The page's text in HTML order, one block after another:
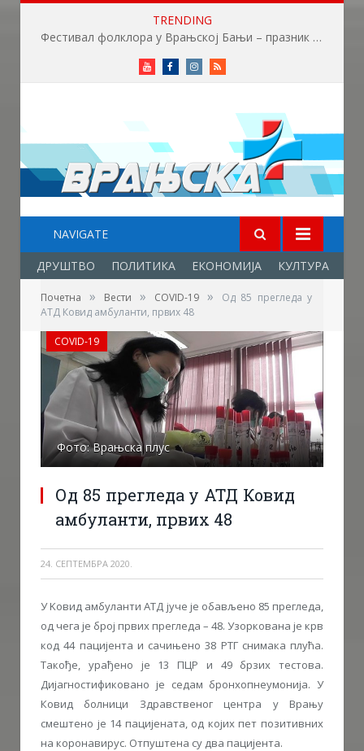
TRENDING
Приређен пријем за учеснике Фестивала фолклора у Врањској Бањи
YoutubeFacebookInstagram
RSS
NAVIGATE
ДРУШТВО ПОЛИТИКА ЕКОНОМИЈА КУЛТУРА
Почетна » Вести » COVID-19 »
Од 85 прегледа у
АТД Ковид амбуланти, првих 48
Фото: Врањска плус
Од 85 прегледа у АТД Ковид
амбуланти, првих 48
24. СЕПТЕМБРА 2020.
COVID-19
У Kовид амбуланти АТД јуче је обављено 85 прегледа,
од чега је број првих прегледа – 48. Узоркована је крв
код 44 пацијента и сачињено 38 РТГ снимака плућа.
Такође, урађено је 13 ПЦР и 49 брзих тестова.
Дијагностификовано је седам бронхопнеумонија. У
Ковид болници Здравственог центра у Врању
смештено је 14 пацијената, од којих пет позитивних
на коронавирус. Отпуштена су два пацијента.